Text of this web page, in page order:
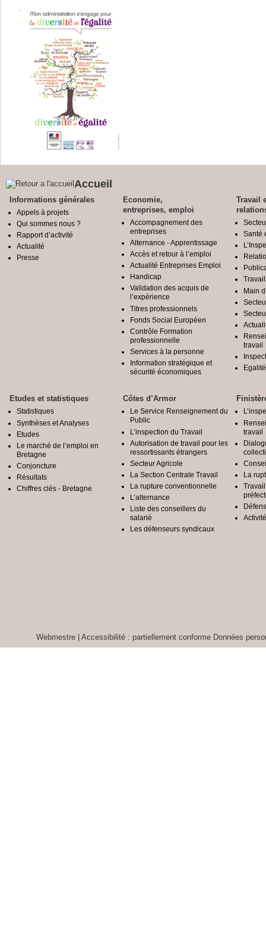
Accueil
Informations générales
Appels à projets
Qui sommes nous ?
Rapport d’activité
Actualité
Presse
Economie,
entreprises, emploi
Accompagnement des
entreprises
Alternance - Apprentissage
Accès et retour à l’emploi
Actualité Entreprises Emploi
Handicap
Validation des acquis de
l’expérience
Titres professionnels
Fonds Social Européen
Contrôle Formation
professionnelle
Services à la personne
Information stratégique et
sécurité économiques
Travail
Santé
Main
travail
Etudes et statistiques
Statistiques
Synthèses et Analyses
Etudes
Le marché de l’emploi en
Bretagne
Conjoncture
Résultats
Chiffres clés - Bretagne
Côtes d’Armor
Le Service Renseignement du
Public
L’inspection du Travail
Autorisation de travail pour les
ressortissants étrangers
Secteur Agricole
La Section Centrale Travail
La rupture conventionnelle
L’alternance
Liste des conseillers du
salarié
Les défenseurs syndicaux
travail
La
Webmestre| Accessibilité : partiellement conforme Données